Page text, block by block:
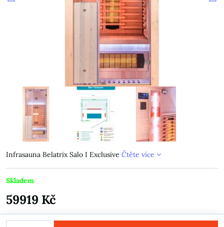
Infrasauna Belatrix Salo I Exclusive Čtěte více
Skladem
59919 Kč